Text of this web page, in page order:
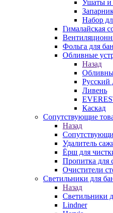
Ушаты и
Набор
Гималайская
Фольга для
Обливные
Назад
Русский
Ливень
Каскад
Сопутствующие
Назад
Удалитель
Ёрш для
Пропитка для
Очистители
Светильники для
Назад
Светильники
Lindner